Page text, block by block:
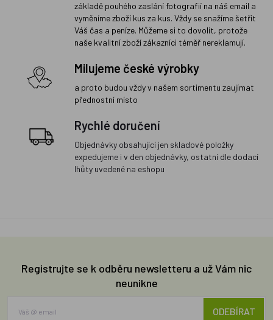
základě pouhého zaslání fotografií na náš email a
vyměníme zboží kus za kus. Vždy se snažíme šetřit
Váš čas a peníze. Můžeme si to dovolit, protože
naše kvalitní zboží zákazníci téměř nereklamují.
Milujeme české výrobky
a proto budou vždy v našem sortimentu zaujímat
přednostní místo
Rychlé doručení
Objednávky obsahující jen skladové položky
expedujeme i v den objednávky, ostatní dle dodací
lhůty uvedené na eshopu
Registrujte se k odběru newsletteru a už Vám nic
neunikne
ODEBÍRAT